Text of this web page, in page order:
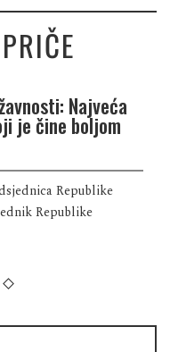
Najveća
je čine boljom
Republike
Republike